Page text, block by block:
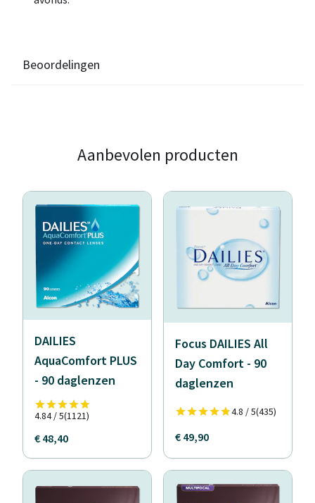
Beoordelingen
Aanbevolen producten
DAILIES
AquaComfort PLUS
- 90 daglenzen
4.84 / 5(1121)
€ 48,40
Focus DAILIES All
Day Comfort - 90
daglenzen
4.8 / 5(435)
€ 49,90